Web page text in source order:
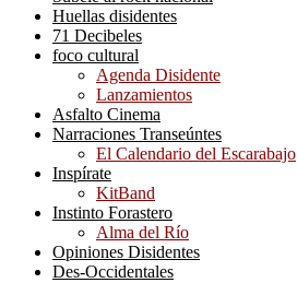
Huellas disidentes
71 Decibeles
foco cultural
Agenda Disidente
Lanzamientos
Asfalto Cinema
Narraciones Transeúntes
El Calendario del Escarabajo
Inspírate
KitBand
Instinto Forastero
Alma del Río
Opiniones Disidentes
Des-Occidentales